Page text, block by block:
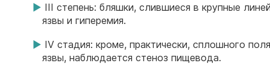
III степень: бляшки, слившиеся в крупные
язвы и гиперемия.
IV стадия: кроме, практически, сплошного
язвы, наблюдается стеноз пищевода.